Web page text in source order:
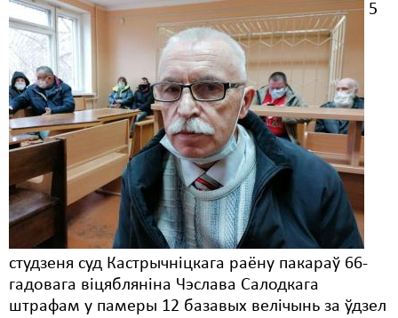
5
студзеня суд Кастрычніцкага раёну пакараў 66-
гадовага віцябляніна Чэслава Салодкага
штрафам у памеры 12 базавых велічынь за ўдзел